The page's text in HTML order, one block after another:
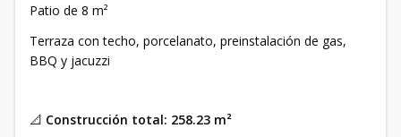
Patio de 8 m²
Terraza con techo, porcelanato, preinstalación de gas,
BBQ y jacuzzi
📐 Construcción total: 258.23 m²